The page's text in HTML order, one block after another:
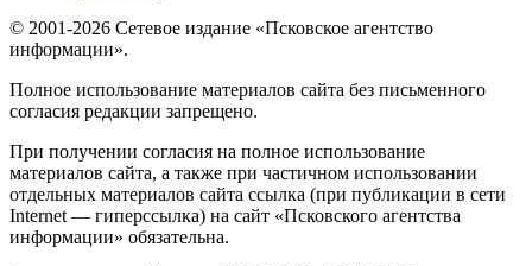
© 2001-2026 Сетевое издание «Псковское агентство
информации».
Полное использование материалов сайта без письменного
согласия редакции запрещено.
При получении согласия на полное использование
материалов сайта, а также при частичном использовании
отдельных материалов сайта ссылка (при публикации в сети
Internet — гиперссылка) на сайт «Псковского агентства
информации» обязательна.